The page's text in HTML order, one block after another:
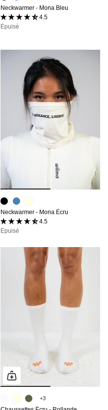
Neckwarmer - Mona Bleu
4.5 (2 avis)
Épuisé
Neckwarmer - Mona Écru
4.5 (2 avis)
Épuisé
+3